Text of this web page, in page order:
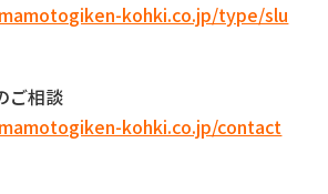
kohki.co.jp/type/slu
ご相談
kohki.co.jp/contact